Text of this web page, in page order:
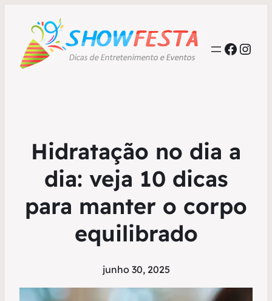
Hidratação no dia a
dia: veja 10 dicas
para manter o corpo
equilibrado
junho 30, 2025